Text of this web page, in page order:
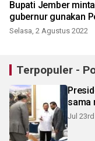
Bupati Jember
gubernur gunakan
Selasa, 2 Agustus 2022
Terpopuler -
sama
Jul 23rd